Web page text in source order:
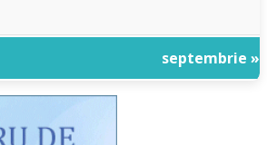
septembrie »